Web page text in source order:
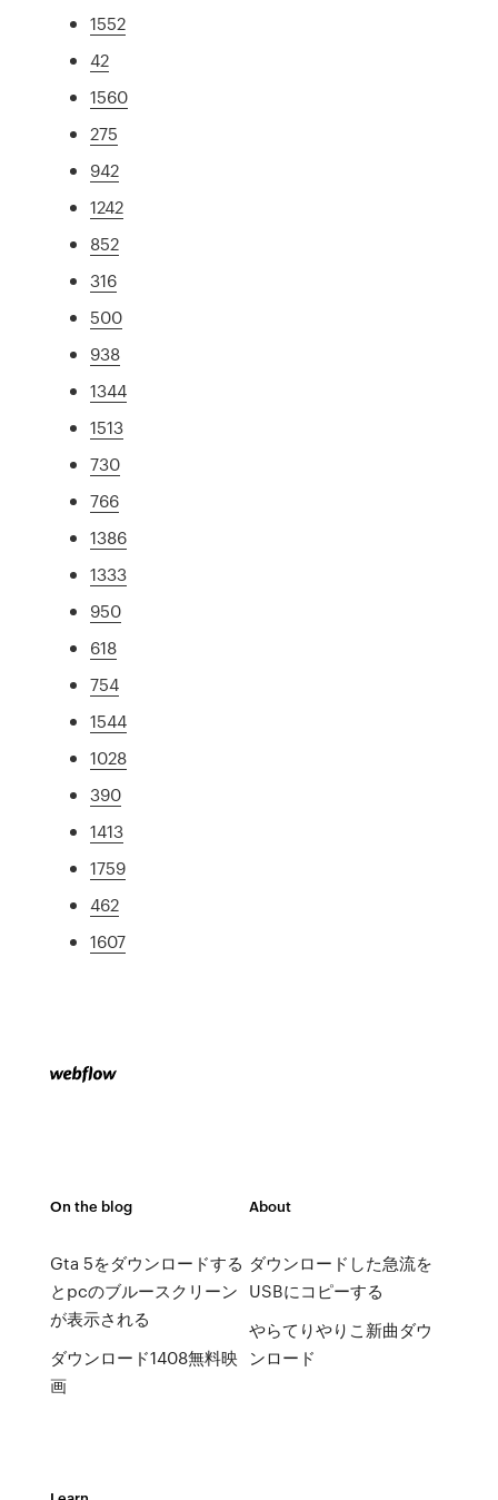
1552
42
1560
275
942
1242
852
316
500
938
1344
1513
730
766
1386
1333
950
618
754
1544
1028
390
1413
1759
462
1607
On the blog
Gta 5をダウンロードする
とpcのブルースクリーン
が表示される
ダウンロード1408無料映
画
About
ダウンロードした急流を
USBにコピーする
やらてりやりこ新曲ダウ
ンロード